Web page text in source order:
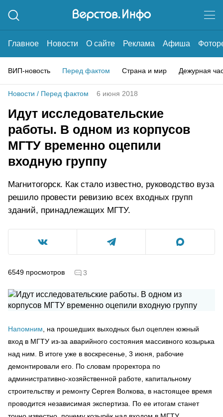
Главное Новости О сайте Реклама Афиша
ВИП-новость Перед фактом Страна и мир Дежурная
Новости / Перед фактом 6 июня 2018
Идут исследовательские
работы. В одном из корпусов
МГТУ временно оцепили
входную группу
Магнитогорск. Как стало известно, руководство вуза
решило провести ревизию всех входных групп
зданий, принадлежащих МГТУ.
6549 просмотров 3
Напомним , на прошедших выходных был оцеплен южный
вход в МГТУ из-за аварийного состояния массивного козырька
над ним. В итоге уже в воскресенье, 3 июня, рабочие
демонтировали его. По словам проректора по
административно-хозяйственной работе, капитальному
строительству и ремонту Сергея Волкова, в настоящее время
проводится независимая экспертиза. По ее итогам станет